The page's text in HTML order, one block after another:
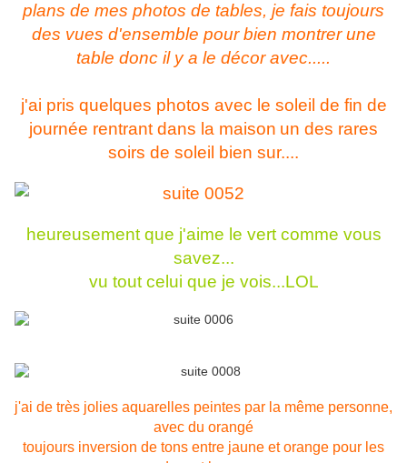
plans de mes photos de tables, je fais toujours
des vues d'ensemble pour bien montrer une
table donc il y a le décor avec.....
j'ai pris quelques photos avec le soleil de fin de
journée rentrant dans la maison un des rares
soirs de soleil bien sur....
heureusement que j'aime le vert comme vous
savez...
vu tout celui que je vois...LOL
j'ai de très jolies aquarelles peintes par la même personne,
avec du orangé
toujours inversion de tons entre jaune et orange pour les